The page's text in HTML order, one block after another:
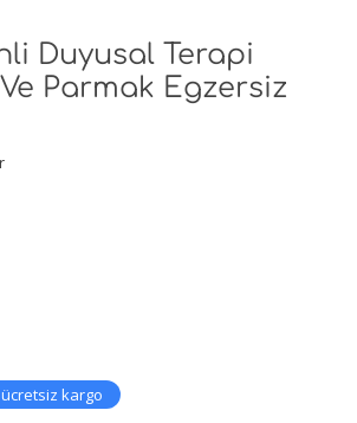
Duyusal Terapi
Parmak Egzersiz
ücretsiz kargo